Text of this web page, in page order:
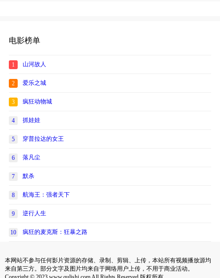
电影榜单
1 山河故人
2 爱乐之城
3 疯狂动物城
4 抓娃娃
5 穿普拉达的女王
6 落凡尘
7 默杀
8 航海王：强者天下
9 逆行人生
10 疯狂的麦克斯：狂暴之路
本网站不参与任何影片资源的存储、录制、剪辑、上传，本站所有视频播放源均
来自第三方。部分文字及图片均来自于网络用户上传，不用于商业活动。